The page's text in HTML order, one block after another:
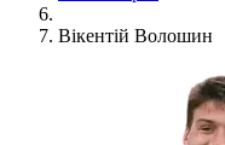
Вікентій Волошин